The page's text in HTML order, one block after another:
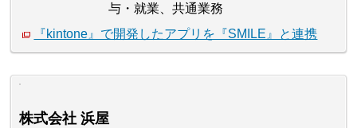
与・就業、共通業務
『kintone』で開発したアプリを『SMILE』と連携
株式会社 浜屋